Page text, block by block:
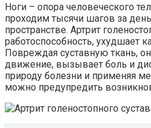
Ноги – опора человеческого
проходим тысячи шагов за
пространстве. Артрит
работоспособность, ухудшает
Повреждая суставную ткань,
движение, вызывает боль и
природу болезни и применяя
можно предупредить